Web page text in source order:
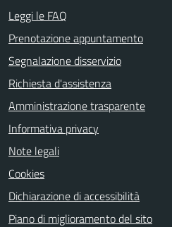
Leggi le FAQ
Prenotazione appuntamento
Segnalazione disservizio
Richiesta d'assistenza
Amministrazione trasparente
Informativa privacy
Note legali
Cookies
Dichiarazione di accessibilità
Piano di miglioramento del sito